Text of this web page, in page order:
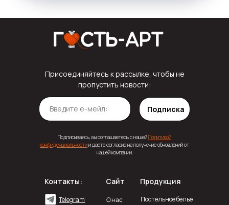
Присоединяйтесь к рассылке, чтобы не
пропустить новости:
Подписка
Подписываясь, вы соглашаетесь с нашейПолитикой
конфиденциальностии даете согласие на получение обновлений от
нашей компании.
Продукция
Постельное белье
Сайт
Контакты:
Telegram О нас